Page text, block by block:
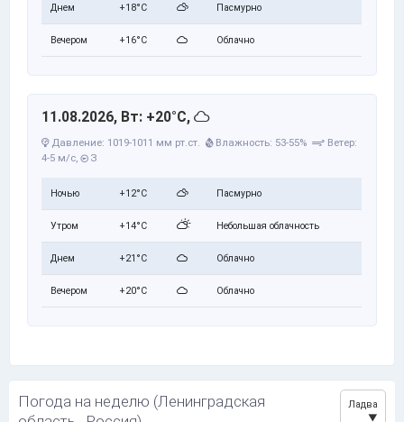
Днем +18°C Пасмурно
Вечером +16°C Облачно
11.08.2026, Вт: +20°C,
Давление: 1019-1011 мм рт.ст. Влажность: 53-55%
Ветер:
4-5 м/с, З
Ночью +12°C Пасмурно
Утром +14°C Небольшая облачность
Днем +21°C Облачно
Вечером +20°C Облачно
Погода на неделю (Ленинградская
Ладва